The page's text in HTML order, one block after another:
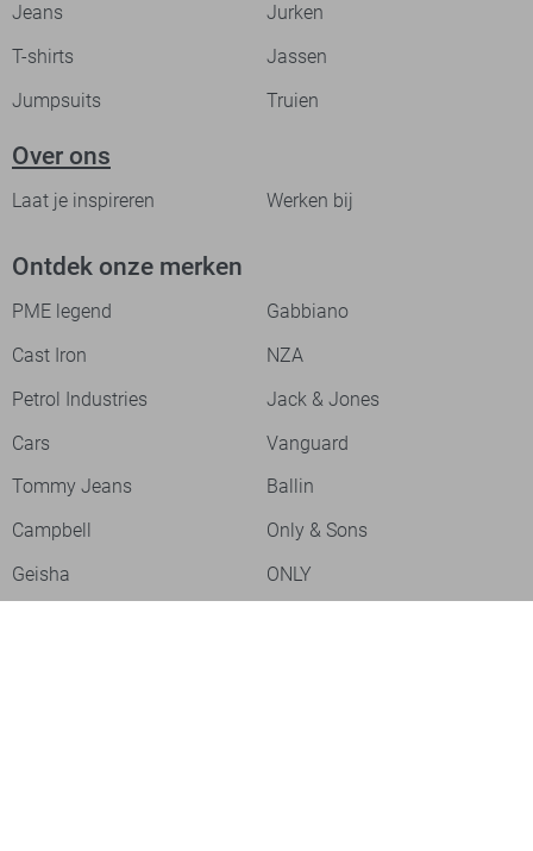
Jeans
Jurken
T-shirts
Jassen
Jumpsuits
Truien
Over ons
Laat je inspireren Werken bij
Ontdek onze merken
PME legend
Gabbiano
Cast Iron
NZA
Petrol Industries
Jack & Jones
Cars
Vanguard
Tommy Jeans
Ballin
Campbell
Only & Sons
Geisha
ONLY